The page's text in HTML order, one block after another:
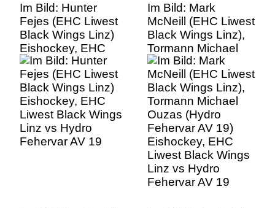
Im Bild: Hunter
Fejes (EHC Liwest
Black Wings Linz)
Eishockey, EHC
Liwest Black Wings
Linz vs Hydro
Fehervar AV 19
Im Bild: Mark
McNeill (EHC Liwest
Black Wings Linz),
Tormann Michael
Ouzas (Hydro
Fehervar AV 19)
Eishockey, EHC
Liwest Black Wings
Linz vs Hydro
Fehervar AV 19